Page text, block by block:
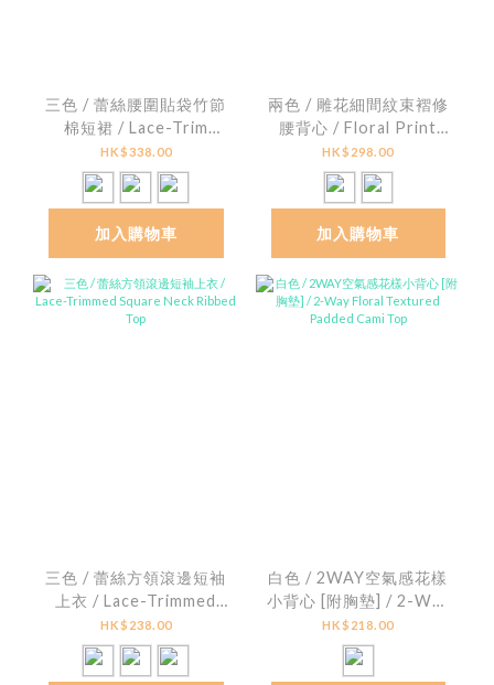
三色 / 蕾絲腰圍貼袋竹節
棉短裙 / Lace-Trim
Patch Pocket Slub
Cotton Mini Skirt
HK$338.00
加入購物車
兩色 / 雕花細間紋束褶修
腰背心 / Floral Print
Striped Smocked
Peplum Top
HK$298.00
加入購物車
三色 / 蕾絲方領滾邊短袖
上衣 / Lace-Trimmed
Square Neck Ribbed
Top
HK$238.00
白色 / 2WAY空氣感花樣
小背心 [附胸墊] / 2-Way
Floral Textured
Padded Cami Top
HK$218.00